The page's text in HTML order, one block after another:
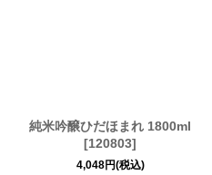
純米吟醸ひだほまれ 1800ml
[120803]
4,048円(税込)